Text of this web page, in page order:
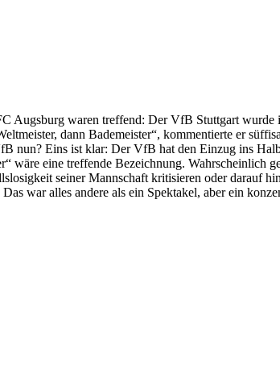
Augsburg waren treffend: Der VfB Stuttgart
dann Bademeister“, kommentierte er
nun? Eins ist klar: Der VfB hat den Einzug ins
wäre eine treffende Bezeichnung. Wahrscheinlich
seiner Mannschaft kritisieren oder darauf
war alles andere als ein Spektakel, aber ein